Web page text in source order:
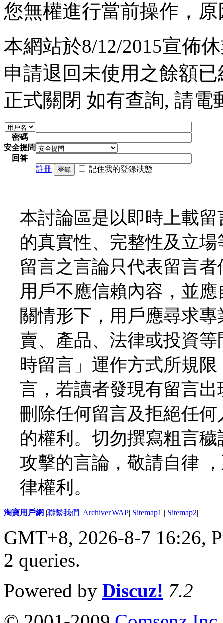
您無權進行當前操作，
本網站於8/12/2015宣佈
申請退回未使用之餘額
正式關閉 如有查詢, 請電
密碼
安全提問
回答
註冊
登錄 記住我的登錄狀態
本討論區是以即時上載
的真實性、完整性及立
留言之言論只代表留言
用戶不應信賴內容，並
關情形下，用戶應尋求
賣、產品、法律或投資
時留言」運作方式所規
言，若讀者發現有留言
刪除任何留言及拒絕任
的權利。切勿撰寫粗言
攻擊的言論，敬請自律
律權利。
淘寶用戶網 |聯繫我們 |Archiver|WAP| Sitemap1 | Sitemap2|
GMT+8, 2026-8-7 16:26,
2 queries.
Powered by Discuz! 7.2